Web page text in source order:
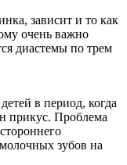
зависит и то как
очень важно
диастемы по трем
в период, когда
прикус. Проблема
зубов на